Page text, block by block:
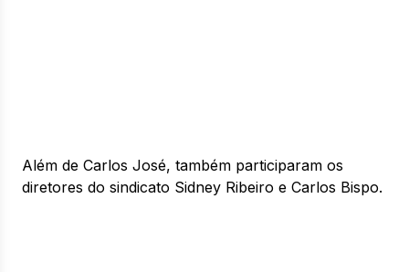
Além de Carlos José, também participaram os
diretores do sindicato Sidney Ribeiro e Carlos Bispo.